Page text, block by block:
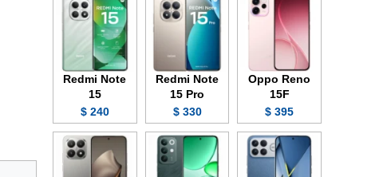
Oppo Reno
15F
395 $
Redmi Note
15 Pro
330 $
Redmi Note
15
240 $